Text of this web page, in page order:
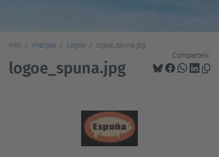
Inici imatges Logos logoe_spuna.jpg
Comparteix:
logoe_spuna.jpg